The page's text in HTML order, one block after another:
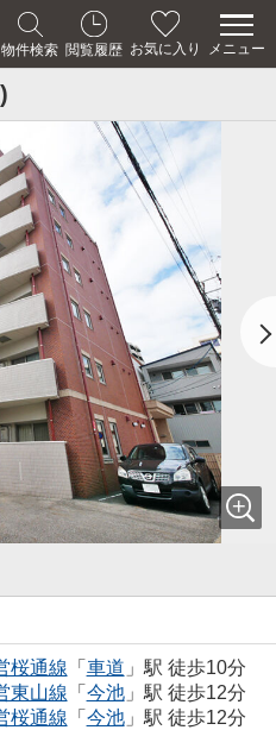
物件検索 閲覧履歴 お気に入り メニュー
桜通線 「 車道 」駅 徒歩10分
東山線 「 今池」駅 徒歩12分
桜通線 「 今池」駅 徒歩12分